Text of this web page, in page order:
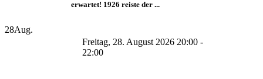
erwartet! 1926 reiste der ...
28Aug.
Freitag, 28. August 2026 20:00 -
22:00